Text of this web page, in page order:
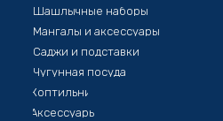
Шашлычные наборы
Мангалы и аксессуары
Саджи и подставки
Аксессуары
Коптильни
Чугунная посуда